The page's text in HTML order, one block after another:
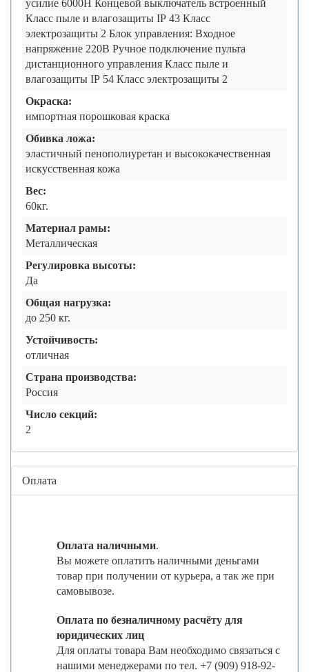
усилие 6000Н Концевой выключатель встроенный
Класс пыле и влагозащиты IP 43 Класс
электрозащиты 2 Блок управления: Входное
напряжение 220В Ручное подключение пульта
дистанционного управления Класс пыле и
влагозащиты IP 54 Класс электрозащиты 2
Окраска:
импортная порошковая краска
Обивка ложа:
эластичный пенополиуретан и высококачественная
искусственная кожа
Вес:
60кг.
Материал рамы:
Металлическая
Регулировка высоты:
Да
Общая нагрузка:
до 250 кг.
Устойчивость:
отличная
Страна производства:
Россия
Число секций:
2
Оплата
Оплата наличными.
Вы можете оплатить наличными деньгами
товар при получении от курьера, а так же при
самовывозе.
Оплата по безналичному расчёту для
юридических лиц
Для оплаты товара Вам необходимо связаться с
нашими менеджерами по тел. +7 (909) 918-92-